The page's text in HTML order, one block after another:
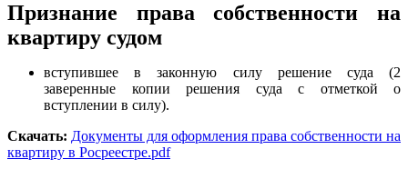
Признание права собственности на
квартиру судом
вступившее в законную силу решение суда (2
заверенные копии решения суда с отметкой о
вступлении в силу).
Скачать: Документы для оформления права собственности на
квартиру в Росреестре.pdf